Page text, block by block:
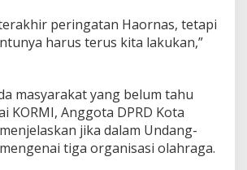
a
s
r
a
k
a
t
peringatan Haornas, tetapi
harus terus kita lakukan,”
masyarakat yang belum tahu
KORMI, Anggota DPRD Kota
jika dalam Undang-
tiga organisasi olahraga.